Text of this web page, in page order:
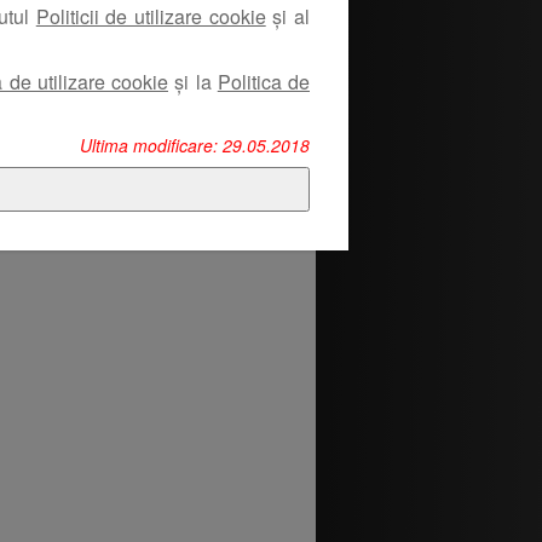
Politicii de utilizare cookieși al
de utilizare cookie și la Politica de
Ultima modificare: 29.05.2018